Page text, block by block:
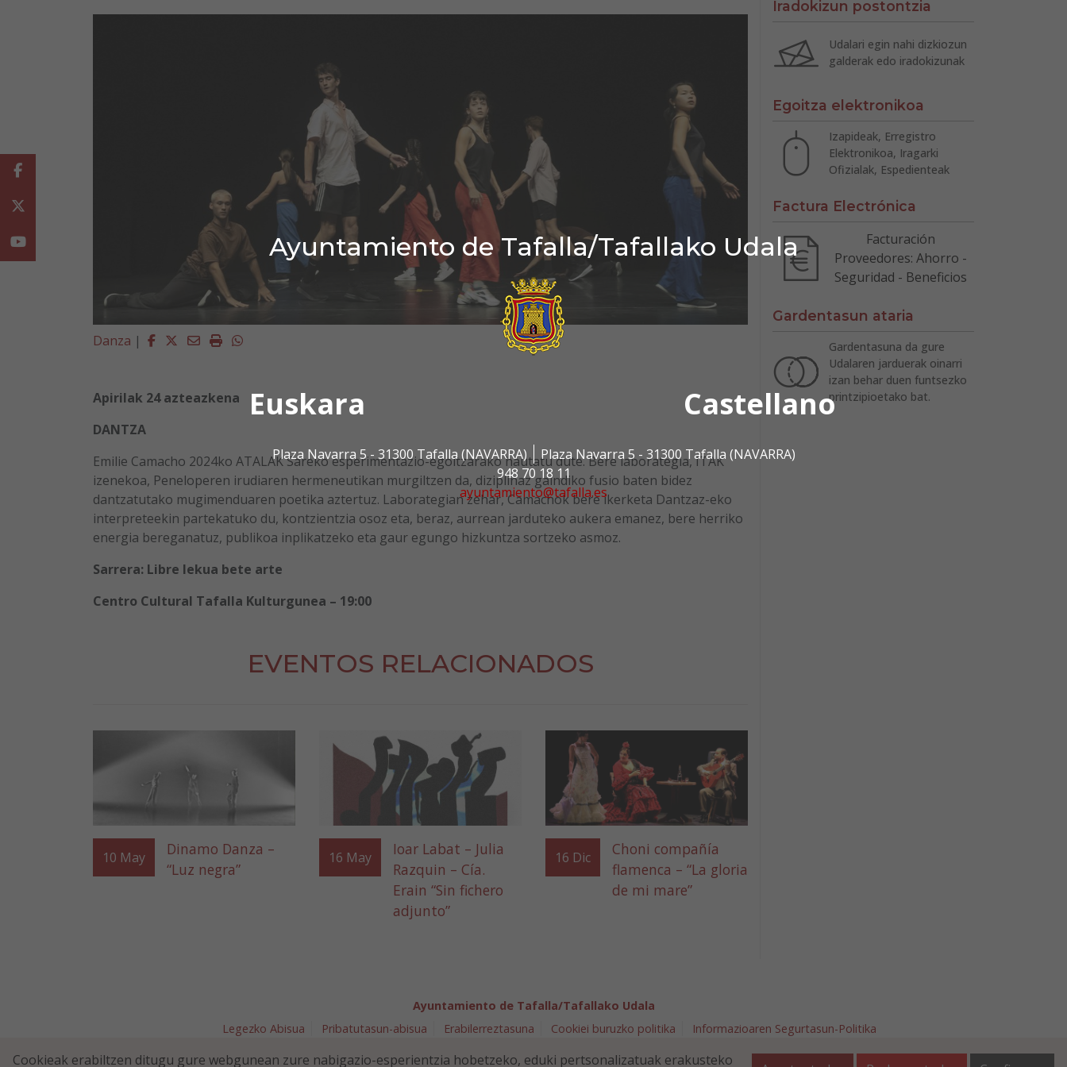
Ayuntamiento de Tafalla/Tafallako Udala
Euskara Castellano
Plaza Navarra 5 - 31300 Tafalla (NAVARRA)
Plaza Navarra 5 - 31300 Tafalla (NAVARRA)
948 70 18 11
ayuntamiento@tafalla.es
Danza | Facebook
Twitter
EmailImprimirWhatsapp
Apirilak 24 azteazkena
DANTZA
Emilie Camacho 2024ko ATALAK Sareko esperimentazio-egoitzarako hautatu dute. Bere laborategia, ITAK
izenekoa, Peneloperen irudiaren hermeneutikan murgiltzen da, diziplinaz gaindiko fusio baten bidez
dantzatutako mugimenduaren poetika aztertuz. Laborategian zehar, Camachok bere ikerketa Dantzaz-eko
interpreteekin partekatuko du, kontzientzia osoz eta, beraz, aurrean jarduteko aukera emanez, bere herriko
energia bereganatuz, publikoa inplikatzeko eta gaur egungo hizkuntza sortzeko asmoz.
Sarrera: Libre lekua bete arte
Centro Cultural Tafalla Kulturgunea – 19:00
EVENTOS RELACIONADOS
10 May
Dinamo Danza –
“Luz negra”
16 May
Ioar Labat – Julia
Razquin – Cía.
Erain “Sin fichero
adjunto”
16 Dic
Choni compañía
flamenca – “La gloria
de mi mare”
Iradokizun postontzia
Udalari egin nahi dizkiozun
galderak edo iradokizunak
Egoitza elektronikoa
Izapideak, Erregistro
Elektronikoa, Iragarki
Ofizialak, Espedienteak
Factura Electrónica
Facturación
Proveedores: Ahorro -
Seguridad - Beneficios
Gardentasun ataria
Gardentasuna da gure
Udalaren jarduerak oinarri
izan behar duen funtsezko
printzipioetako bat.
Facebook
Youtube
Ayuntamiento de Tafalla/Tafallako Udala
Legezko Abisua
Pribatutasun-abisua Erabilerreztasuna Cookiei buruzko politika
Informazioaren Segurtasun-Politika
ayuntamiento@tafalla.es
Cookieak erabiltzen ditugu gure webgunean zure nabigazio-esperientzia hobetzeko, eduki pertsonalizatuak erakusteko